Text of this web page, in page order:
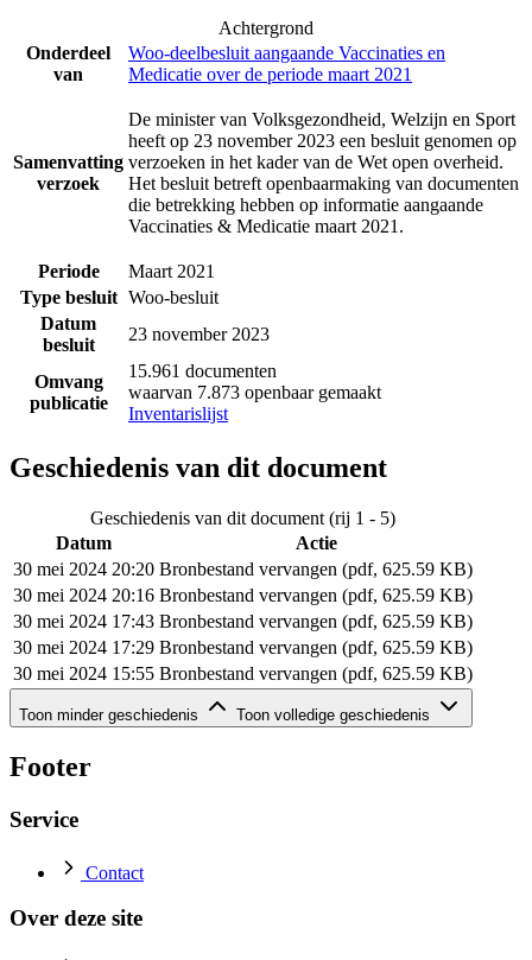
Achtergrond
Onderdeel
van
Woo-deelbesluit aangaande Vaccinaties en
Medicatie over de periode maart 2021
Samenvatting
verzoek
De minister van Volksgezondheid, Welzijn en Sport
heeft op 23 november 2023 een besluit genomen op
verzoeken in het kader van de Wet open overheid.
Het besluit betreft openbaarmaking van documenten
die betrekking hebben op informatie aangaande
Vaccinaties & Medicatie maart 2021.
Periode
Maart 2021
Type besluit Woo-besluit
Datum
besluit
23 november 2023
Omvang
publicatie
15.961 documenten
waarvan 7.873 openbaar gemaakt
Inventarislijst
Geschiedenis van dit document
Geschiedenis van dit document (rij 1 - 5)
Datum
Actie
30 mei 2024 20:20 Bronbestand vervangen (pdf, 625.59 KB)
30 mei 2024 20:16 Bronbestand vervangen (pdf, 625.59 KB)
30 mei 2024 17:43 Bronbestand vervangen (pdf, 625.59 KB)
30 mei 2024 17:29 Bronbestand vervangen (pdf, 625.59 KB)
30 mei 2024 15:55 Bronbestand vervangen (pdf, 625.59 KB)
Geschiedenis van dit document (rij 6 - 6)
Datum
Actie
Toon minder geschiedenis Toon volledige geschiedenis
Footer
Service
Contact
Over deze site